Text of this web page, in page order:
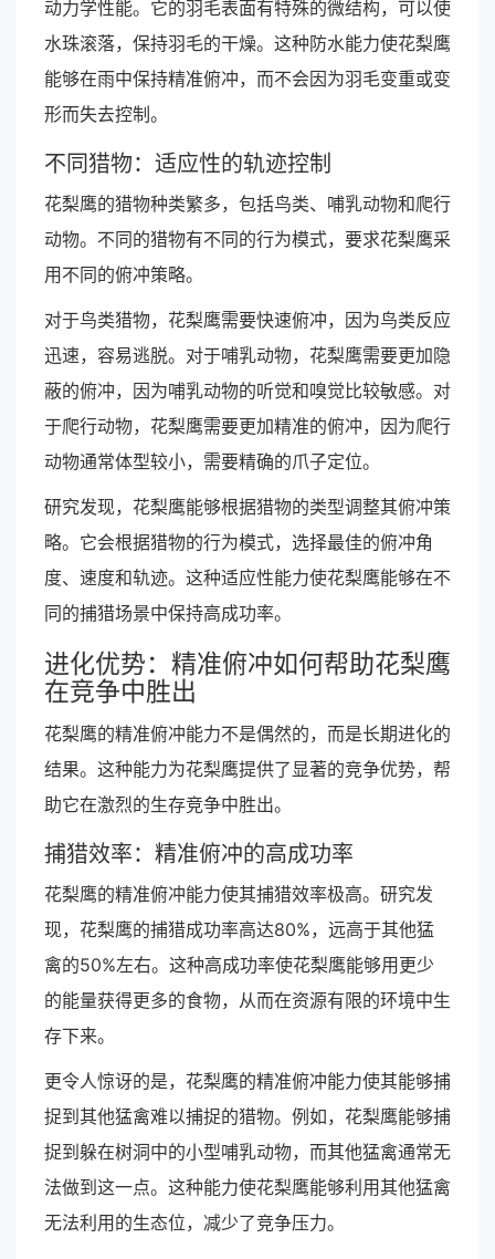
动力学性能。它的羽毛表面有特殊的微结构，可以使
水珠滚落，保持羽毛的干燥。这种防水能力使花梨鹰
能够在雨中保持精准俯冲，而不会因为羽毛变重或变
形而失去控制。
不同猎物：适应性的轨迹控制
花梨鹰的猎物种类繁多，包括鸟类、哺乳动物和爬行
动物。不同的猎物有不同的行为模式，要求花梨鹰采
用不同的俯冲策略。
对于鸟类猎物，花梨鹰需要快速俯冲，因为鸟类反应
迅速，容易逃脱。对于哺乳动物，花梨鹰需要更加隐
蔽的俯冲，因为哺乳动物的听觉和嗅觉比较敏感。对
于爬行动物，花梨鹰需要更加精准的俯冲，因为爬行
动物通常体型较小，需要精确的爪子定位。
研究发现，花梨鹰能够根据猎物的类型调整其俯冲策
略。它会根据猎物的行为模式，选择最佳的俯冲角
度、速度和轨迹。这种适应性能力使花梨鹰能够在不
同的捕猎场景中保持高成功率。
进化优势：精准俯冲如何帮助花梨鹰
在竞争中胜出
花梨鹰的精准俯冲能力不是偶然的，而是长期进化的
结果。这种能力为花梨鹰提供了显著的竞争优势，帮
助它在激烈的生存竞争中胜出。
捕猎效率：精准俯冲的高成功率
花梨鹰的精准俯冲能力使其捕猎效率极高。研究发
现，花梨鹰的捕猎成功率高达80%，远高于其他猛
禽的50%左右。这种高成功率使花梨鹰能够用更少
的能量获得更多的食物，从而在资源有限的环境中生
存下来。
更令人惊讶的是，花梨鹰的精准俯冲能力使其能够捕
捉到其他猛禽难以捕捉的猎物。例如，花梨鹰能够捕
捉到躲在树洞中的小型哺乳动物，而其他猛禽通常无
法做到这一点。这种能力使花梨鹰能够利用其他猛禽
无法利用的生态位，减少了竞争压力。